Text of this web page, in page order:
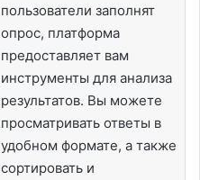
пользователи заполнят
опрос, платформа
предоставляет вам
инструменты для анализа
результатов. Вы можете
просматривать ответы в
удобном формате, а также
сортировать и